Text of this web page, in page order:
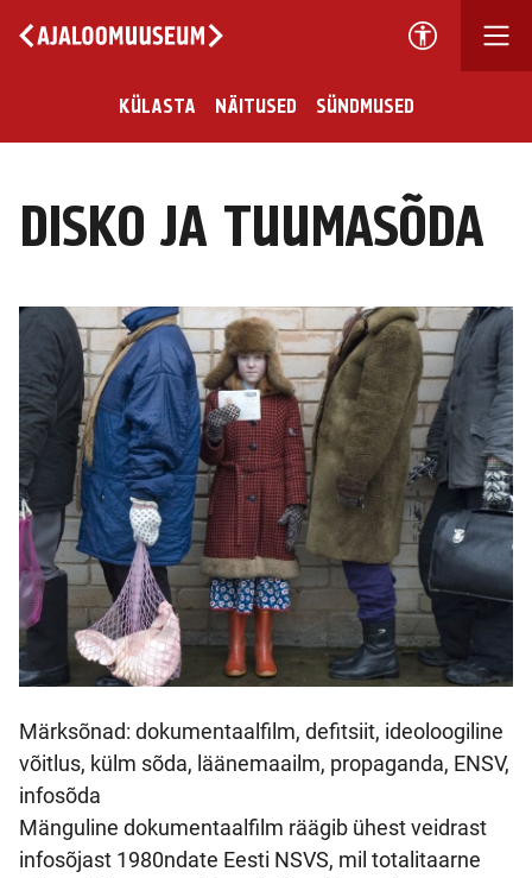
KÜLASTA NÄITUSED SÜNDMUSED
DISKO JA TUUMASÕDA
Märksõnad: dokumentaalfilm, defitsiit, ideoloogiline
võitlus, külm sõda, läänemaailm, propaganda, ENSV,
infosõda
Mänguline dokumentaalfilm räägib ühest veidrast
infosõjast 1980ndate Eesti NSVS, mil totalitaarne